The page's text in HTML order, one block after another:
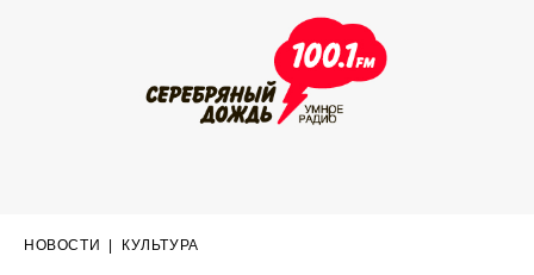
НОВОСТИ КУЛЬТУРА